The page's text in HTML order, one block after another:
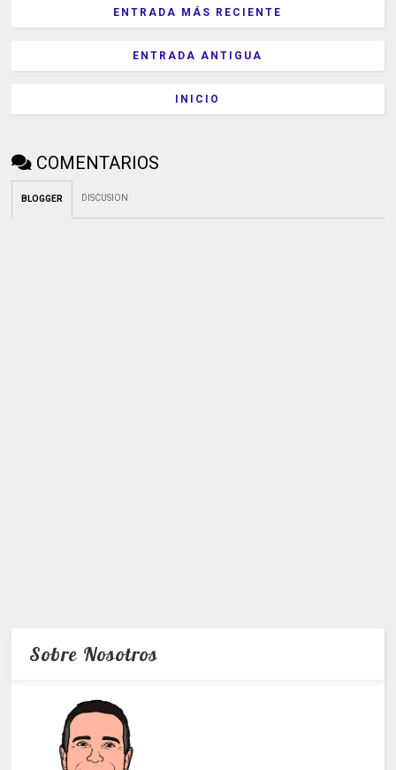
ENTRADA MÁS RECIENTE
ENTRADA ANTIGUA
INICIO
COMENTARIOS
BLOGGER DISCUSION
Sobre Nosotros